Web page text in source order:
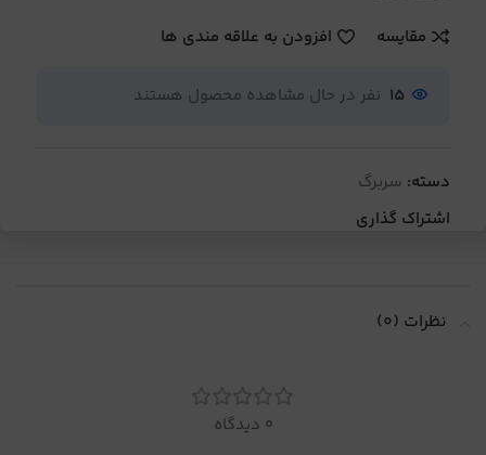
مقایسه
افزودن به علاقه مندی ها
15 نفر در حال مشاهده محصول هستند
دسته: سربرگ
اشتراک گذاری
نظرات (0)
0 دیدگاه